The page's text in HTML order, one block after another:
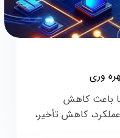
وری
باعث کاهش
کاهش تأخیر،